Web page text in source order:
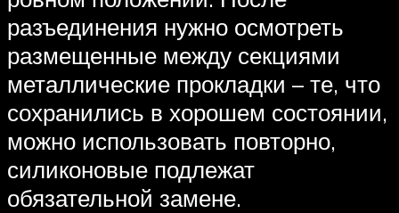
разъединения нужно осмотреть
размещенные между секциями
металлические прокладки – те, что
сохранились в хорошем состоянии,
можно использовать повторно,
силиконовые подлежат
обязательной замене.